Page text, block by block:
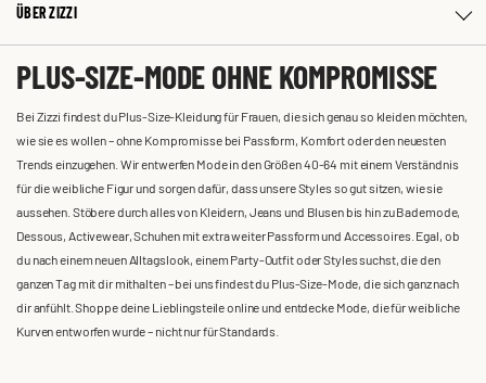
ÜBER ZIZZI
PLUS-SIZE-MODE OHNE KOMPROMISSE
Bei Zizzi findest du Plus-Size-Kleidung für Frauen, die sich genau so kleiden möchten,
wie sie es wollen – ohne Kompromisse bei Passform, Komfort oder den neuesten
Trends einzugehen. Wir entwerfen Mode in den Größen 40-64 mit einem Verständnis
für die weibliche Figur und sorgen dafür, dass unsere Styles so gut sitzen, wie sie
aussehen. Stöbere durch alles von Kleidern, Jeans und Blusen bis hin zu Bademode,
Dessous, Activewear, Schuhen mit extra weiter Passform und Accessoires. Egal, ob
du nach einem neuen Alltagslook, einem Party-Outfit oder Styles suchst, die den
ganzen Tag mit dir mithalten – bei uns findest du Plus-Size-Mode, die sich ganz nach
dir anfühlt. Shoppe deine Lieblingsteile online und entdecke Mode, die für weibliche
Kurven entworfen wurde – nicht nur für Standards.